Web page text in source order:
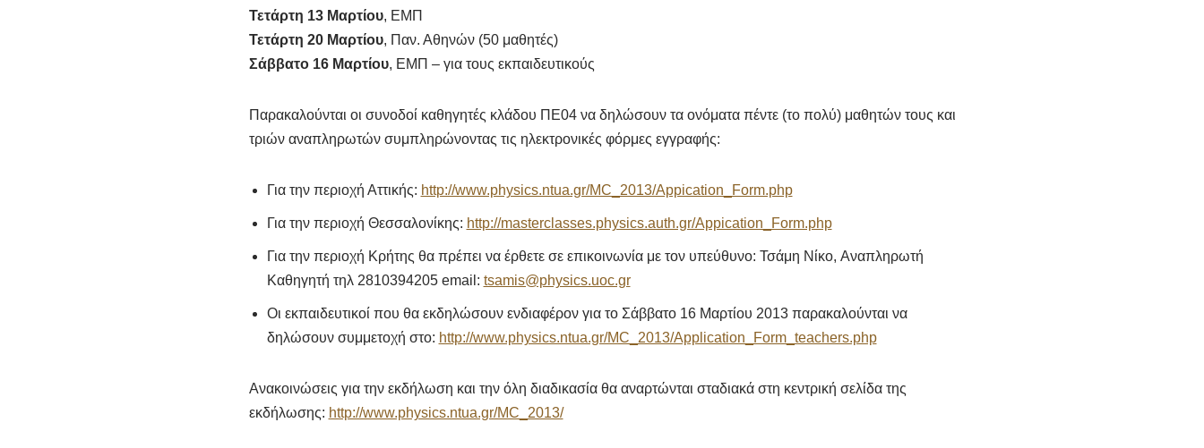
Τετάρτη 13 Μαρτίου, ΕΜΠ
Τετάρτη 20 Μαρτίου, Παν. Αθηνών (50 μαθητές)
Σάββατο 16 Μαρτίου, ΕΜΠ – για τους εκπαιδευτικούς
Παρακαλούνται οι συνοδοί καθηγητές κλάδου ΠΕ04 να δηλώσουν τα ονόματα πέντε (το πολύ) μαθητών τους και
τριών αναπληρωτών συμπληρώνοντας τις ηλεκτρονικές φόρμες εγγραφής:
Για την περιοχή Αττικής: http://www.physics.ntua.gr/MC_2013/Appication_Form.php
Για την περιοχή Θεσσαλονίκης: http://masterclasses.physics.auth.gr/Appication_Form.php
Για την περιοχή Κρήτης θα πρέπει να έρθετε σε επικοινωνία με τον υπεύθυνο: Τσάμη Νίκο, Aναπληρωτή
Καθηγητή τηλ 2810394205 email: tsamis@physics.uoc.gr
Οι εκπαιδευτικοί που θα εκδηλώσουν ενδιαφέρον για το Σάββατο 16 Μαρτίου 2013 παρακαλούνται να
δηλώσουν συμμετοχή στο: http://www.physics.ntua.gr/MC_2013/Application_Form_teachers.php
Ανακοινώσεις για την εκδήλωση και την όλη διαδικασία θα αναρτώνται σταδιακά στη κεντρική σελίδα της
εκδήλωσης: http://www.physics.ntua.gr/MC_2013/